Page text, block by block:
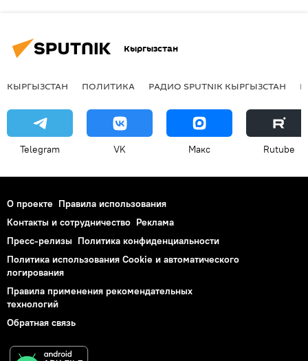
Кыргызстан
КЫРГЫЗСТАН ПОЛИТИКА РАДИО SPUTNIK КЫРГЫЗСТАН
Telegram VK Макс Rutube
О проекте Правила использования
Контакты и сотрудничество Реклама
Пресс-релизы Политика конфиденциальности
Политика использования Cookie и автоматического
логирования
Правила применения рекомендательных
технологий
Обратная связь